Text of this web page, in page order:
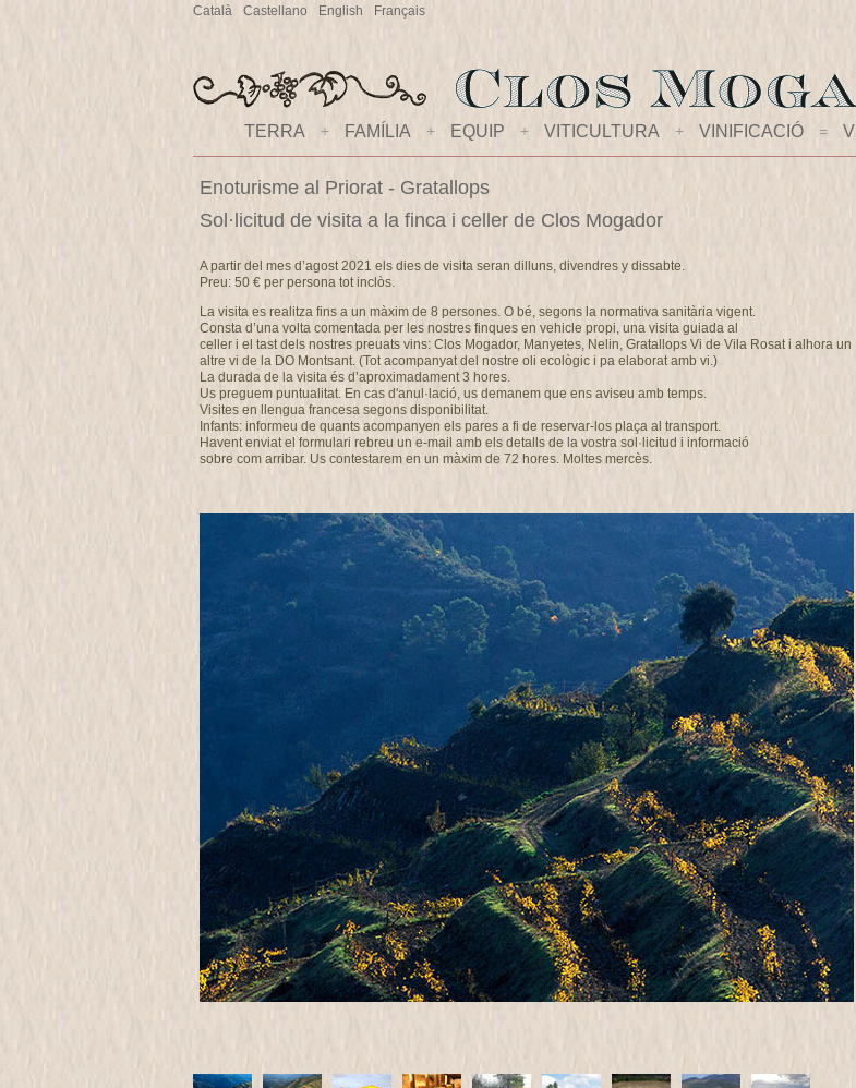
Català Castellano English Français
TERRA + FAMÍLIA + EQUIP + VITICULTURA + VINIFICACIÓ = VI
Enoturisme al Priorat - Gratallops
Sol·licitud de visita a la finca i celler de Clos Mogador
A partir del mes d’agost 2021 els dies de visita seran dilluns, divendres y dissabte.
Preu: 50 € per persona tot inclòs.
La visita es realitza fins a un màxim de 8 persones. O bé, segons la normativa sanitària vigent.
Consta d’una volta comentada per les nostres finques en vehicle propi, una visita guiada al
celler i el tast dels nostres preuats vins: Clos Mogador, Manyetes, Nelin, Gratallops Vi de Vila Rosat i alhora un
altre vi de la DO Montsant. (Tot acompanyat del nostre oli ecològic i pa elaborat amb vi.)
La durada de la visita és d’aproximadament 3 hores.
Us preguem puntualitat. En cas d'anul·lació, us demanem que ens aviseu amb temps.
Visites en llengua francesa segons disponibilitat.
Infants: informeu de quants acompanyen els pares a fi de reservar-los plaça al transport.
Havent enviat el formulari rebreu un e-mail amb els detalls de la vostra sol·licitud i informació
sobre com arribar. Us contestarem en un màxim de 72 hores. Moltes mercès.